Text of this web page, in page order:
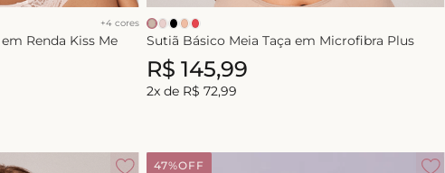
+4 cores
Renda Kiss Me
Sutiã Básico Meia Taça em Microfibra Plus
R$ 145,99
2x de R$ 72,99
47%OFF